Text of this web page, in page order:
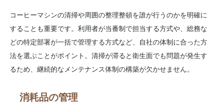
コーヒーマシンの清掃や周囲の整理整頓を誰が行うのかを明確に
することも重要です。利用者が当番制で担当する方式や、総務な
どの特定部署が一括で管理する方式など、自社の体制に合った方
法を選ぶことがポイント。清掃が滞ると衛生面でも問題が発生す
るため、継続的なメンテナンス体制の構築が欠かせません。
消耗品の管理